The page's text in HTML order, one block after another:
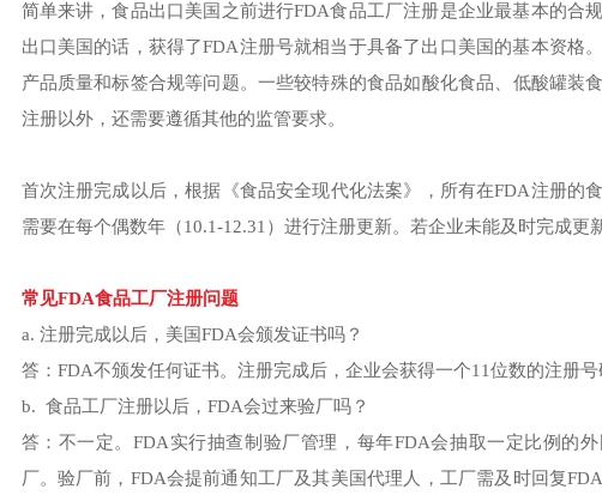
简单来讲，食品出口美国之前进行FDA食品工厂注册是企业最基本的合
出口美国的话，获得了FDA注册号就相当于具备了出口美国的基本资格
产品质量和标签合规等问题。一些较特殊的食品如酸化食品、低酸罐装
注册以外，还需要遵循其他的监管要求。
首次注册完成以后，根据《食品安全现代化法案》，所有在FDA注册的
需要在每个偶数年（10.1-12.31）进行注册更新。若企业未能及时完成更
常见FDA食品工厂注册问题
a. 注册完成以后，美国FDA会颁发证书吗？
答：FDA不颁发任何证书。注册完成后，企业会获得一个11位数的注册号
b. 食品工厂注册以后，FDA会过来验厂吗？
答：不一定。FDA实行抽查制验厂管理，每年FDA会抽取一定比例的
厂。验厂前，FDA会提前通知工厂及其美国代理人，工厂需及时回复